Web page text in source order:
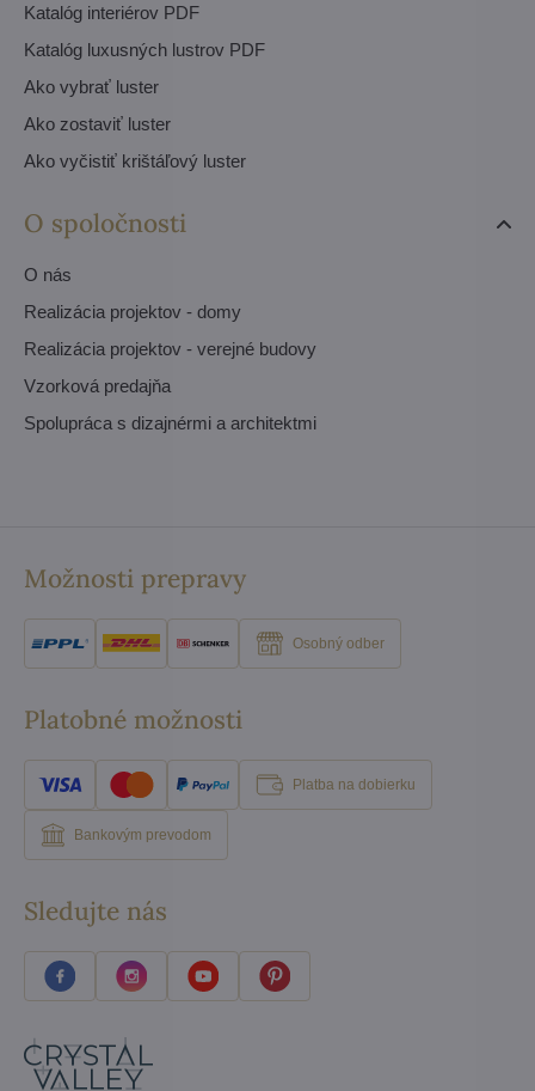
Katalóg interiérov PDF
Katalóg luxusných lustrov PDF
Ako vybrať luster
Ako zostaviť luster
Ako vyčistiť krištáľový luster
O spoločnosti
O nás
Realizácia projektov - domy
Realizácia projektov - verejné budovy
Vzorková predajňa
Spolupráca s dizajnérmi a architektmi
Možnosti prepravy
Osobný odber
Platobné možnosti
Platba na dobierku
Bankovým prevodom
Sledujte nás